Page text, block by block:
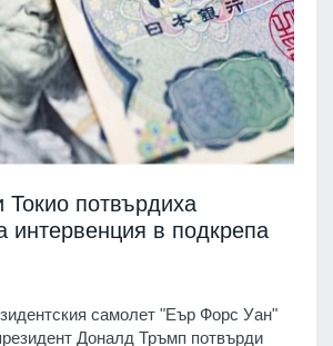
Токио потвърдиха
интервенция в подкрепа
самолет "Еър Форс Уан"
Доналд Тръмп потвърди